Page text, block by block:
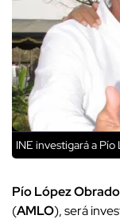
INE investigará a
Pío López
(AMLO), será